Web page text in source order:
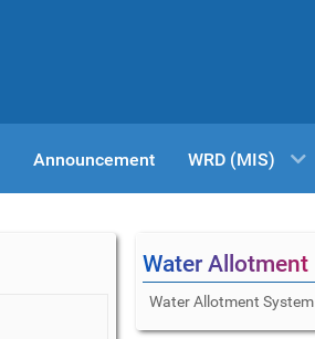
Announcement WRD (MIS)
Water Allotment
Water Allotment System